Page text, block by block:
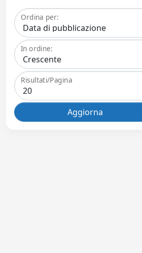
Ordina per:
In ordine:
Risultati/Pagina